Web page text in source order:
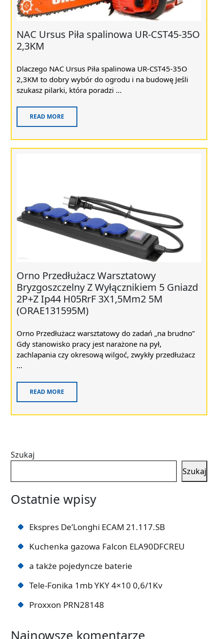
NAC Ursus Piła spalinowa UR-CST45-35O
2,3KM
Dlaczego NAC Ursus Piła spalinowa UR-CST45-35O
2,3KM to dobry wybór do ogrodu i na budowę Jeśli
szukasz pilarki, która poradzi ...
READ MORE
Orno Przedłużacz Warsztatowy
Bryzgoszczelny Z Wyłącznikiem 5 Gniazd
2P+Z Ip44 H05RrF 3X1,5Mm2 5M
(ORAE131595M)
Orno Przedłużacz warsztatowy do zadań „na brudno”
Gdy stanowisko pracy jest narażone na pył,
zachlapania czy okresową wilgoć, zwykły przedłużacz
...
READ MORE
Szukaj
Szukaj
Ostatnie wpisy
Ekspres De’Longhi ECAM 21.117.SB
Kuchenka gazowa Falcon ELA90DFCREU
a także pojedyncze baterie
Tele-Fonika 1mb YKY 4×10 0,6/1Kv
Proxxon PRN28148
Najnowsze komentarze